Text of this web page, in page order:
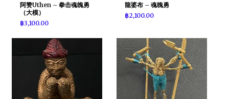
阿赞Uthen – 拳击魂魄勇
（大模）
฿3,100.00
龍婆布 – 魂魄勇
฿2,100.00